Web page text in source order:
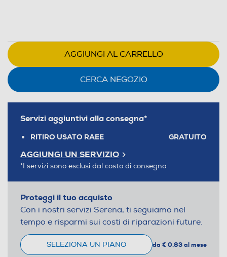
AGGIUNGI AL CARRELLO
CERCA NEGOZIO
Servizi aggiuntivi alla consegna*
RITIRO USATO RAEE GRATUITO
AGGIUNGI UN SERVIZIO
*I servizi sono esclusi dal costo di consegna
Proteggi il tuo acquisto
Con i nostri servizi Serena, ti seguiamo nel
tempo e risparmi sui costi di riparazioni future.
SELEZIONA UN PIANO da € 0,83 al mese